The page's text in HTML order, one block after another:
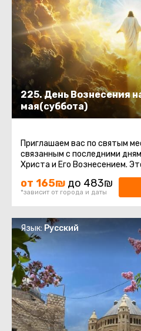
225. День Вознесения
мая(суббота)
Приглашаем вас по святым местам Иерусалима,
связанным с последними
Христа и Его Вознесением.
наполнено духовным
от 165₪ до 483₪
*зависит от города и даты
Язык: Русский